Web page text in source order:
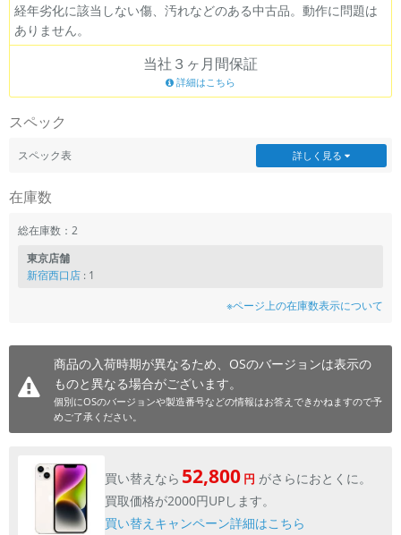
経年劣化に該当しない傷、汚れなどのある中古品。動作に問題は
ありません。
当社３ヶ月間保証
詳細はこちら
スペック
スペック表 詳しく見る
在庫数
総在庫数：2
東京店舗
新宿西口店 : 1
※ページ上の在庫数表示について
商品の入荷時期が異なるため、OSのバージョンは表示の
ものと異なる場合がございます。
個別にOSのバージョンや製造番号などの情報はお答えできかねますので予
めご了承ください。
買い替えなら 52,800 円 がさらにおとくに。
買取価格が2000円UPします。
買い替えキャンペーン詳細はこちら